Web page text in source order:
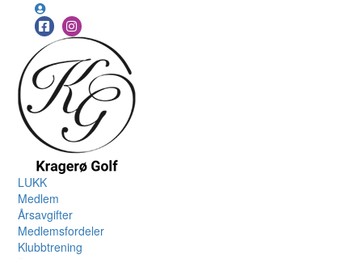
LUKK
Medlem
Årsavgifter
Medlemsfordeler
Klubbtrening